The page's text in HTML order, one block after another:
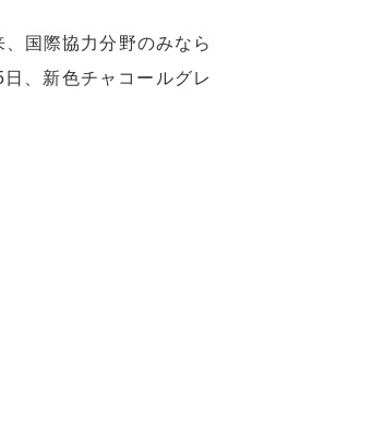
国際協力分野のみなら
、新色チャコールグレ